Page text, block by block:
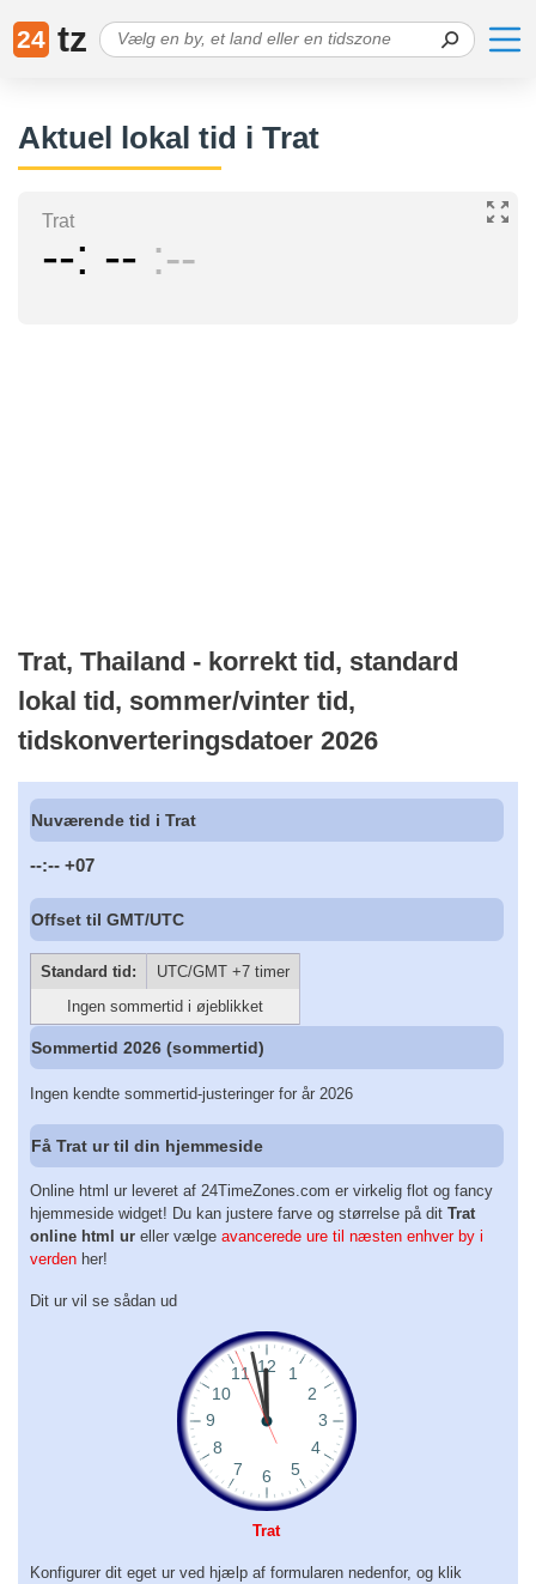
24 tz
Aktuel lokal tid i Trat
Trat
-- -- --
Trat, Thailand - korrekt tid, standard
lokal tid, sommer/vinter tid,
tidskonverteringsdatoer 2026
Nuværende tid i Trat
--:-- +07
Offset til GMT/UTC
Standard tid:
UTC/GMT +7 timer
Ingen sommertid i øjeblikket
Sommertid 2026 (sommertid)
Ingen kendte sommertid-justeringer for år 2026
Få Trat ur til din hjemmeside
Online html ur leveret af 24TimeZones.com er virkelig flot og fancy
hjemmeside widget! Du kan justere farve og størrelse på dit Trat
online html ur eller vælge avancerede ure til næsten enhver by i
verden her!
Dit ur vil se sådan ud
Trat
Konfigurer dit eget ur ved hjælp af formularen nedenfor, og klik